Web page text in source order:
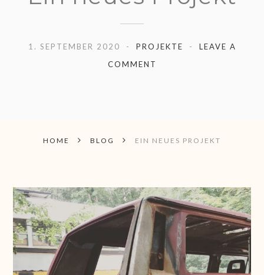
1. SEPTEMBER 2020 PROJEKTE
LEAVE A
COMMENT
HOME BLOG EIN NEUES PROJEKT